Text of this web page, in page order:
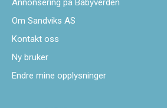
Annonsering på Babyverden
Om Sandviks AS
Kontakt oss
Ny bruker
Endre mine opplysninger